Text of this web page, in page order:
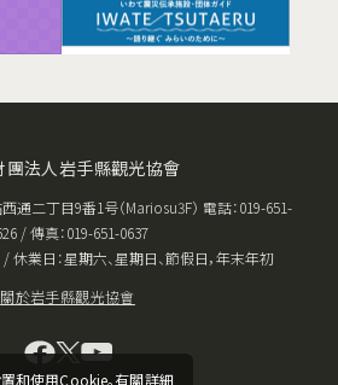
和使用Cookie。有關詳細
團法人岩手縣觀光協會
通二丁目9番1号（Mariosu3F） 電話：019-651-
/ 傳真：019-651-0637
休業日：星期六、星期日、節假日，年末年初
關於岩手縣觀光協會